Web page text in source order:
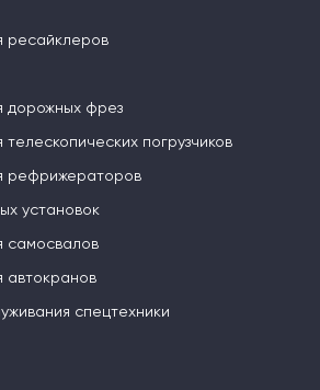
ресайклеров
дорожных фрез
погрузчиков
рефрижераторов
установок
самосвалов
автокранов
спецтехники